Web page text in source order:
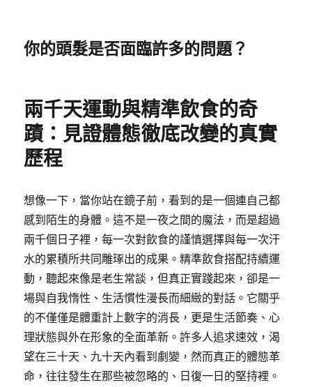
你的頭髮是否面臨許多的問題？
兩千天運動與精準飲食的奇
蹟：見證體態徹底改變的真實
歷程
想像一下，當你站在鏡子前，看到的是一個連自己都
感到陌生的身體。這不是一夜之間的魔法，而是超過
兩千個日子裡，每一次對飲食的謹慎選擇與每一次汗
水的累積所共同雕琢出的成果。精準飲食搭配持續運
動，聽起來像是老生常談，但真正實踐起來，卻是一
場與自我惰性、生活慣性漫長而細緻的對話。它關乎
的不僅僅是體重計上數字的消長，更是生活節奏、心
理狀態與外在形象的全面革新。許多人追求速效，渴
望在三十天、九十天內看到劇變，然而真正的體態革
命，往往發生在那些被忽略的、日復一日的堅持裡。